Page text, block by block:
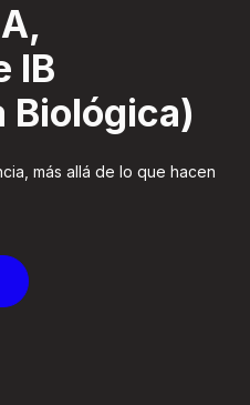
IB
Biológica)
más allá de lo que hacen